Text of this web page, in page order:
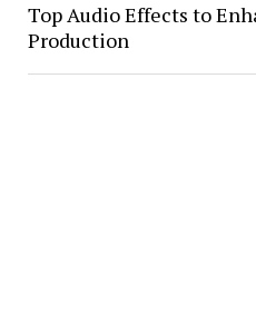
Top Audio Effects to
Production